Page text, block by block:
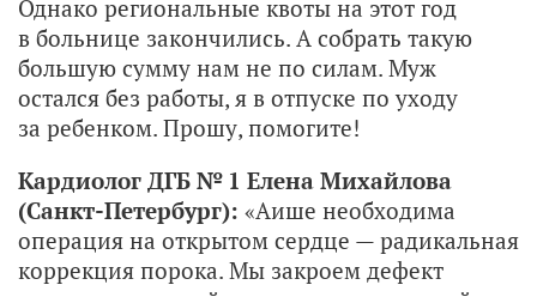
Однако региональные квоты на этот год
в больнице закончились. А собрать такую
большую сумму нам не по силам. Муж
остался без работы, я в отпуске по уходу
за ребенком. Прошу, помогите!
Кардиолог ДГБ № 1 Елена Михайлова
(Санкт-Петербург): «Аише необходима
операция на открытом сердце — радикальная
коррекция порока. Мы закроем дефект